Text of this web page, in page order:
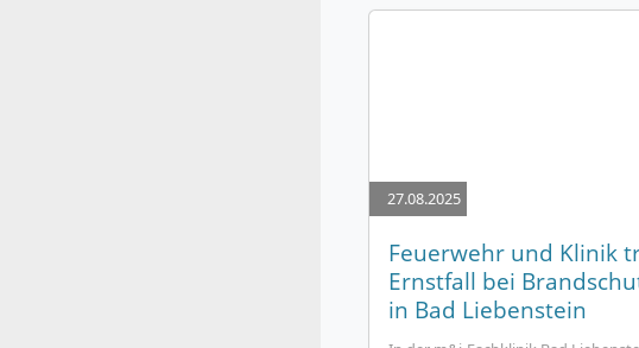
27.08.2025
Feuerwehr und Klinik
Ernstfall bei
in Bad Liebenstein